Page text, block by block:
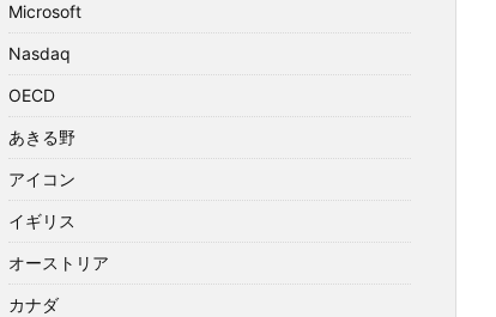
Microsoft
Nasdaq
OECD
あきる野
アイコン
イギリス
オーストリア
カナダ